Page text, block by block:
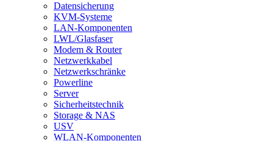
Datensicherung
KVM-Systeme
LAN-Komponenten
LWL/Glasfaser
Modem & Router
Netzwerkkabel
Netzwerkschränke
Powerline
Server
Sicherheitstechnik
Storage & NAS
USV
WLAN-Komponenten